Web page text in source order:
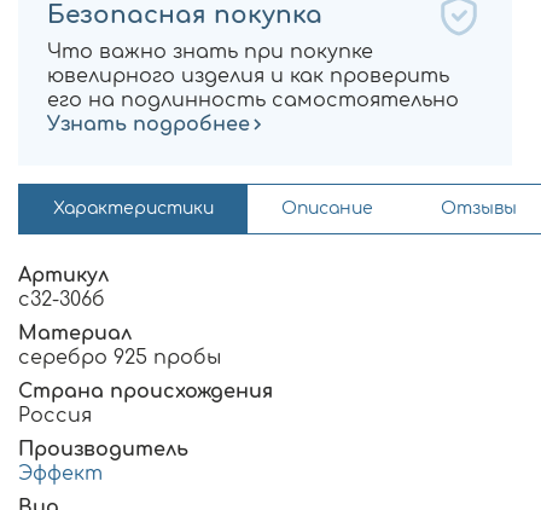
Безопасная покупка
Что важно знать при покупке
ювелирного изделия и как проверить
его на подлинность самостоятельно
Узнать подробнее
Характеристики Описание Отзывы
Артикул
с32-306б
Материал
серебро 925 пробы
Страна происхождения
Россия
Производитель
Эффект